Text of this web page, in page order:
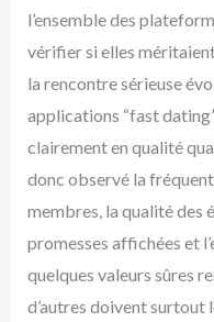
l’ensemble des
vérifier si elles
la rencontre sérieuse
applications “fast
clairement en qualité
donc observé la
membres, la qualité des
promesses affichées et
quelques valeurs sûres
d’autres doivent